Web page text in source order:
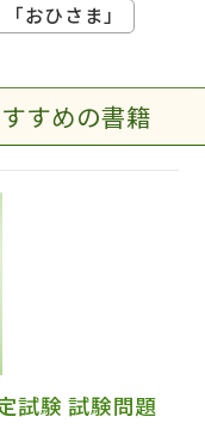
「おひさま」
すめの書籍
試験 試験問題